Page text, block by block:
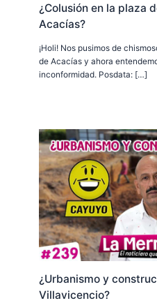
¿Colusión en la plaza
Acacías?
¡Holi! Nos pusimos de
de Acacías y ahora
inconformidad. Posdata: […]
¿Urbanismo y
Villavicencio?